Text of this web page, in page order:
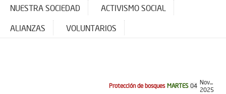
NUESTRA SOCIEDAD
ACTIVISMO SOCIAL
ALIANZAS
VOLUNTARIOS
Protección de bosques MARTES 04 Nov...
2025